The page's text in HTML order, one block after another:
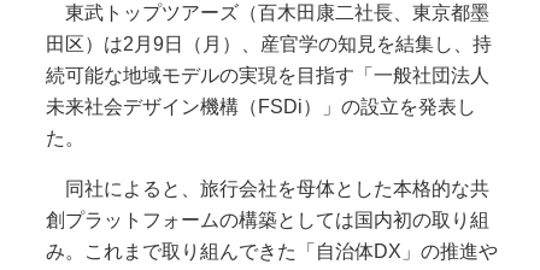
東武トップツアーズ（百木田康二社長、東京都墨
田区）は2月9日（月）、産官学の知見を結集し、持
続可能な地域モデルの実現を目指す「一般社団法人
未来社会デザイン機構（FSDi）」の設立を発表し
た。
同社によると、旅行会社を母体とした本格的な共
創プラットフォームの構築としては国内初の取り組
み。これまで取り組んできた「自治体DX」の推進や